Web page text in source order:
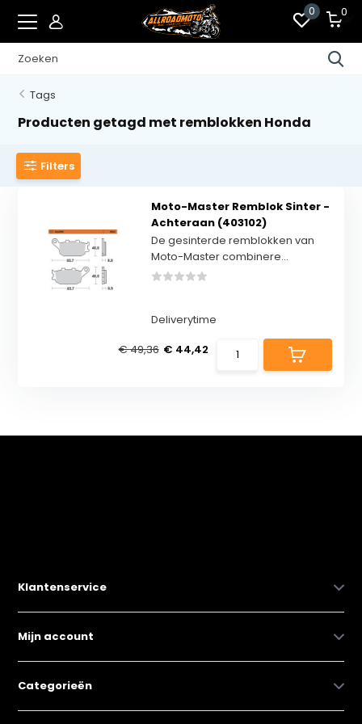
0 0
Tags
Producten getagd met remblokken Honda
Filters
Moto-Master Remblok Sinter -
Achteraan (403102)
De gesinterde remblokken van
Moto-Master combinere...
Deliverytime
€ 49,36 € 44,42
Klantenservice
Mijn account
Categorieën